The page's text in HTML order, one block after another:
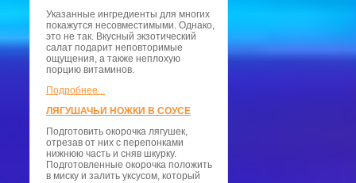
Указанные ингредиенты для многих
покажутся несовместимыми. Однако,
это не так. Вкусный экзотический
салат подарит неповторимые
ощущения, а также неплохую
порцию витаминов.
Подробнее...
ЛЯГУШАЧЬИ НОЖКИ В СОУСЕ
Подготовить окорочка лягушек,
отрезав от них с перепонками
нижнюю часть и сняв шкурку.
Подготовленные окорочка положить
в миску и залить уксусом, который